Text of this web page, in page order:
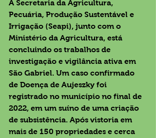
A Secretaria da Agricultura,
Pecuária, Produção Sustentável e
Irrigação (Seapi), junto com o
Ministério da Agricultura, está
concluindo os trabalhos de
investigação e vigilância ativa em
São Gabriel. Um caso confirmado
de Doença de Aujeszky foi
registrado no município no final de
2022, em um suíno de uma criação
de subsistência. Após vistoria em
mais de 150 propriedades e cerca